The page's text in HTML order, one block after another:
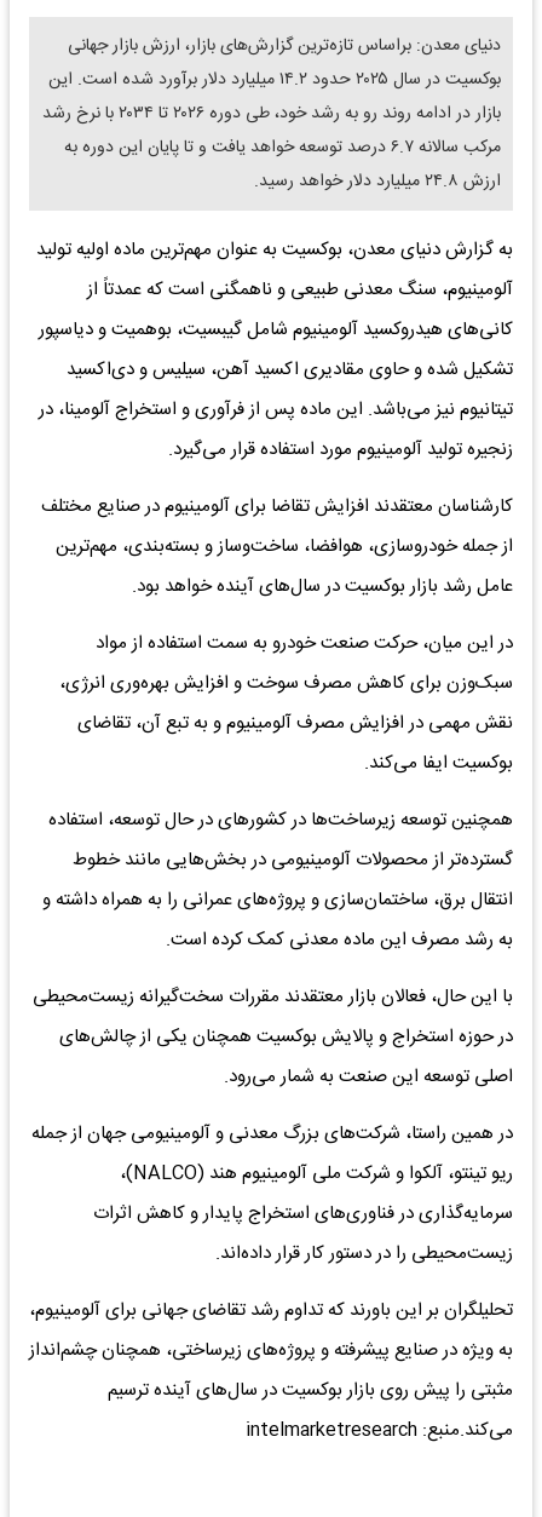
دنیای معدن: براساس تازه‌ترین گزارش‌های بازار، ارزش بازار جهانی
بوکسیت در سال ۲۰۲۵ حدود ۱۴.۲ میلیارد دلار برآورد شده است. این
بازار در ادامه روند رو به رشد خود، طی دوره ۲۰۲۶ تا ۲۰۳۴ با نرخ رشد
مرکب سالانه ۶.۷ درصد توسعه خواهد یافت و تا پایان این دوره به
ارزش ۲۴.۸ میلیارد دلار خواهد رسید.
به گزارش دنیای معدن، بوکسیت به عنوان مهم‌ترین ماده اولیه تولید
آلومینیوم، سنگ معدنی طبیعی و ناهمگنی است که عمدتاً از
کانی‌های هیدروکسید آلومینیوم شامل گیبسیت، بوهمیت و دیاسپور
تشکیل شده و حاوی مقادیری اکسید آهن، سیلیس و دی‌اکسید
تیتانیوم نیز می‌باشد. این ماده پس از فرآوری و استخراج آلومینا، در
زنجیره تولید آلومینیوم مورد استفاده قرار می‌گیرد.
کارشناسان معتقدند افزایش تقاضا برای آلومینیوم در صنایع مختلف
از جمله خودروسازی، هوافضا، ساخت‌وساز و بسته‌بندی، مهم‌ترین
عامل رشد بازار بوکسیت در سال‌های آینده خواهد بود.
در این میان، حرکت صنعت خودرو به سمت استفاده از مواد
سبک‌وزن برای کاهش مصرف سوخت و افزایش بهره‌وری انرژی،
نقش مهمی در افزایش مصرف آلومینیوم و به تبع آن، تقاضای
بوکسیت ایفا می‌کند.
همچنین توسعه زیرساخت‌ها در کشورهای در حال توسعه، استفاده
گسترده‌تر از محصولات آلومینیومی در بخش‌هایی مانند خطوط
انتقال برق، ساختمان‌سازی و پروژه‌های عمرانی را به همراه داشته و
به رشد مصرف این ماده معدنی کمک کرده است.
با این حال، فعالان بازار معتقدند مقررات سخت‌گیرانه زیست‌محیطی
در حوزه استخراج و پالایش بوکسیت همچنان یکی از چالش‌های
اصلی توسعه این صنعت به شمار می‌رود.
در همین راستا، شرکت‌های بزرگ معدنی و آلومینیومی جهان از جمله
ریو تینتو، آلکوا و شرکت ملی آلومینیوم هند (NALCO)،
سرمایه‌گذاری در فناوری‌های استخراج پایدار و کاهش اثرات
زیست‌محیطی را در دستور کار قرار داده‌اند.
تحلیلگران بر این باورند که تداوم رشد تقاضای جهانی برای آلومینیوم،
به ویژه در صنایع پیشرفته و پروژه‌های زیرساختی، همچنان چشم‌انداز
مثبتی را پیش روی بازار بوکسیت در سال‌های آینده ترسیم
می‌کند.منبع: intelmarketresearch